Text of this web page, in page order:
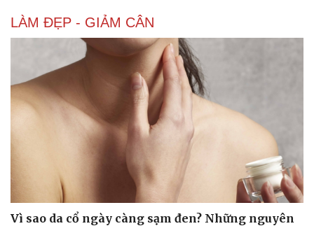
LÀM ĐẸP - GIẢM CÂN
Vì sao da cổ ngày càng sạm đen? Những nguyên